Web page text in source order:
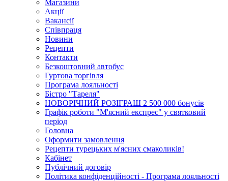
Магазини
Акції
Вакансії
Співпраця
Новини
Рецепти
Контакти
Безкоштовний автобус
Гуртова торгівля
Програма лояльності
Бістро "Тареля"
НОВОРІЧНИЙ РОЗІГРАШ 2 500 000 бонусів
Графік роботи "М'ясний експрес" у святковий
період
Головна
Оформити замовлення
Рецепти турецьких м'ясних смаколиків!
Кабінет
Публічний договір
Політика конфіденційності - Програма лояльності